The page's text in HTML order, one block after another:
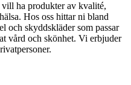
ha produkter av kvalité,
Hos oss hittar ni bland
och skyddskläder som passar
vård och skönhet. Vi erbjuder